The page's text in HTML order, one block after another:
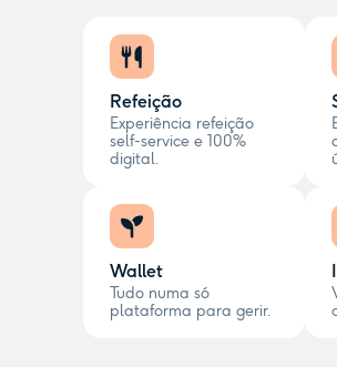
Refeição
Experiência refeição
self-service e 100%
digital.
Wallet
Tudo numa só
plataforma para gerir.